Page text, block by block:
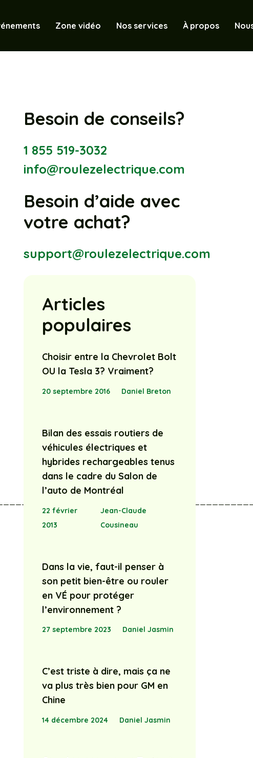
Zone vidéo Nos services À propos
Besoin de conseils?
1 855 519-3032
info@roulezelectrique.com
Besoin d’aide avec
votre achat?
support@roulezelectrique.com
Articles
populaires
Choisir entre la Chevrolet Bolt
OU la Tesla 3? Vraiment?
20 septembre 2016 Daniel Breton
Bilan des essais routiers de
véhicules électriques et
hybrides rechargeables tenus
dans le cadre du Salon de
l’auto de Montréal
22 février
2013
Jean-Claude
Cousineau
Dans la vie, faut-il penser à
son petit bien-être ou rouler
en VÉ pour protéger
l’environnement ?
27 septembre 2023 Daniel Jasmin
C’est triste à dire, mais ça ne
va plus très bien pour GM en
Chine
14 décembre 2024 Daniel Jasmin